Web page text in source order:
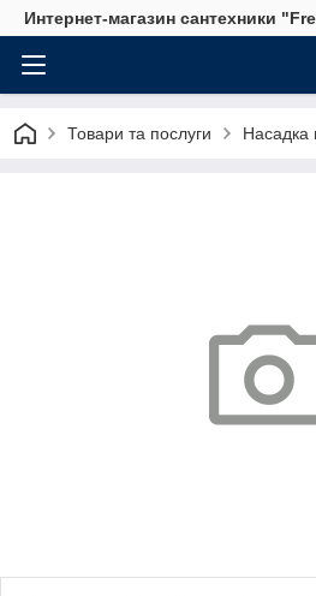
Интернет-магазин сантехники
Товари та послуги Насадка